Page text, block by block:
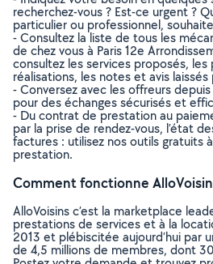
recherchez-vous ? Est-ce urgent ?
particulier ou professionnel,
- Consultez la liste de tous les
de chez vous à Paris 12e
consultez les services proposés,
réalisations, les notes et avis
- Conversez avec les offreurs
pour des échanges sécurisés et
- Du contrat de prestation au
par la prise de rendez-vous, l’état
factures : utilisez nos outils gratuits
prestation.
Comment fonctionne
AlloVoisins c’est la marketplace
prestations de services et à la
2013 et plébiscitée aujourd’hui par
de 4,5 millions de membres, dont